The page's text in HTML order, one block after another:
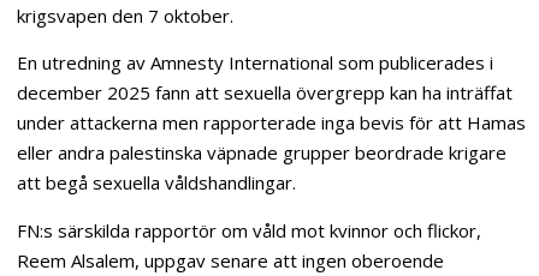
krigsvapen den 7 oktober.
En utredning av Amnesty International som publicerades i
december 2025 fann att sexuella övergrepp kan ha inträffat
under attackerna men rapporterade inga bevis för att Hamas
eller andra palestinska väpnade grupper beordrade krigare
att begå sexuella våldshandlingar.
FN:s särskilda rapportör om våld mot kvinnor och flickor,
Reem Alsalem, uppgav senare att ingen oberoende